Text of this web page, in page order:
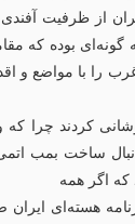
ایران از
گونه‌ای بوده
را با مواضع
ساده‌انگاری یا
ساخت بمب
که اگر همه
هسته‌ای